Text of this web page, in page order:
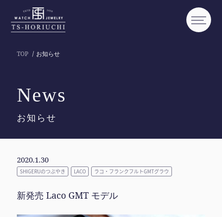
TOP お知らせ
News
お知らせ
2020.1.30
SHIGERUのつぶやき LACO ラコ・フランクフルトGMTグラウ
新発売 Laco GMT モデル